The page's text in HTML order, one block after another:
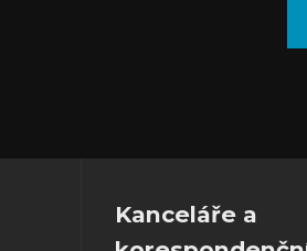
Kanceláře a